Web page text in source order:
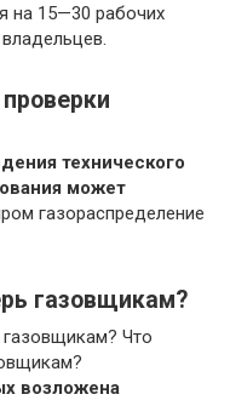
на 15—30 рабочих
технического
может
газораспределение
газовщикам?
Что
возложена